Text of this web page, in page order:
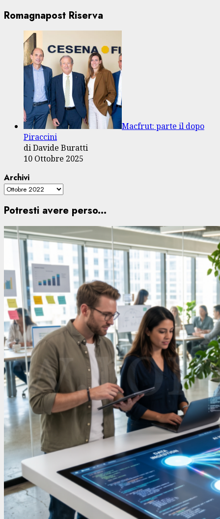
Romagnapost Riserva
Macfrut: parte il dopo
Piraccini
di Davide Buratti
10 Ottobre 2025
Archivi
Potresti avere perso...